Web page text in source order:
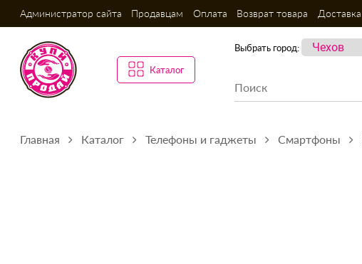
Администратор сайта Продавцам Оплата Возврат товара Доставка
Каталог
Выбрать город:
Главная Каталог Телефоны и гаджеты Смартфоны